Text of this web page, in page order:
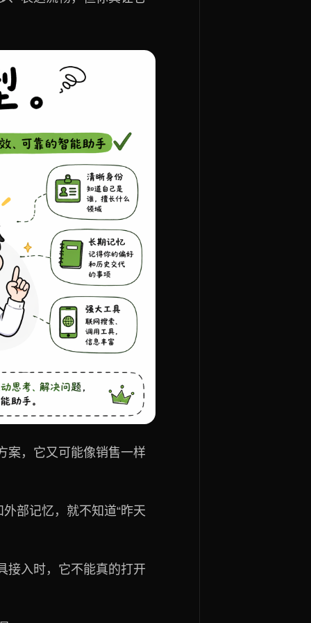
案，它又可能像销售一样
部记忆，就不知道“昨天
接入时，它不能真的打开